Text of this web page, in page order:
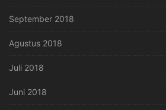
September 2018
Agustus 2018
Juli 2018
Juni 2018